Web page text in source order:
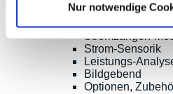
Nur notwendige
Kabeltester
LCR-Meter,
Stromzangen-
Strom-Sensorik
Leistungs-
Bildgebend
Optionen,